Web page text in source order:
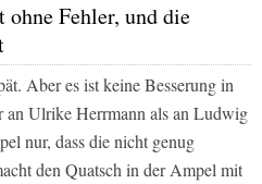
ohne Fehler, und die
Aber es ist keine Besserung in
Ulrike Herrmann als an Ludwig
nur, dass die nicht genug
den Quatsch in der Ampel mit